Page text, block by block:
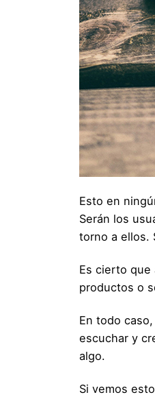
Esto en
Serán los
torno a ellos.
Es cierto
productos o
En todo caso,
escuchar y
algo.
Si vemos